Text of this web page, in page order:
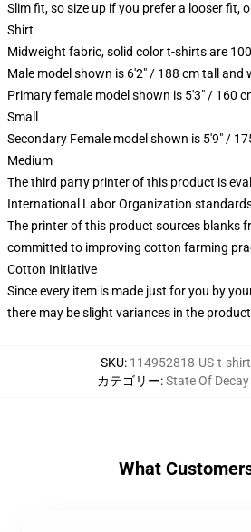
Slim fit, so size up if you prefer a looser fit,
Shirt
Midweight fabric, solid color t-shirts are
Male model shown is 6'2" / 188 cm tall and
Primary female model shown is 5'3" / 160
Small
Secondary Female model shown is 5'9" /
Medium
The third party printer of this product is
International Labor Organization
The printer of this product sources blanks
committed to improving cotton farming
Cotton Initiative
Since every item is made just for you by
there may be slight variances in the
SKU: 114952818-US-t-
カテゴリー:State Of
What